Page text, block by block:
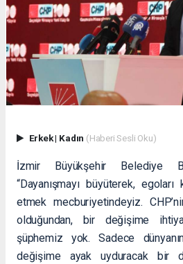
Erkek| Kadın (Haberi Sesli Oku)
İzmir Büyükşehir Belediye
“Dayanışmayı büyüterek,
etmek mecburiyetindeyiz.
olduğundan, bir değişime
şüphemiz yok. Sadece
değişime ayak uyduracak bir